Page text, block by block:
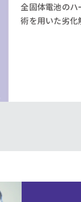
全固体電池のハ
術を用いた劣化